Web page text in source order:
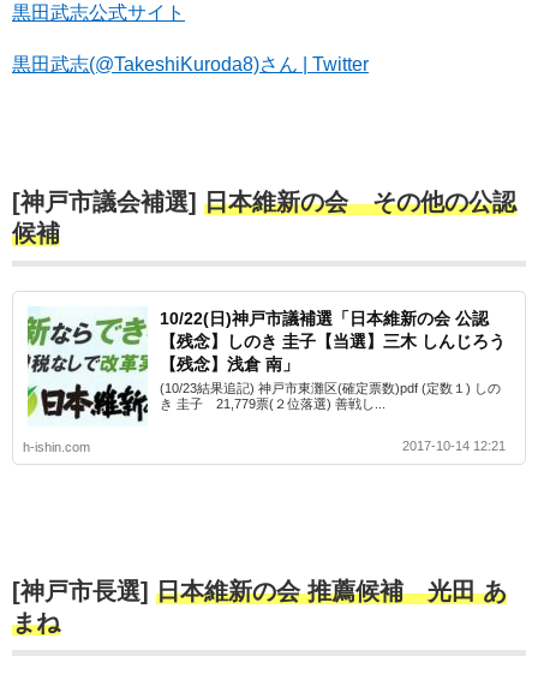
黒田武志公式サイト
黒田武志(@TakeshiKuroda8)さん | Twitter
[神戸市議会補選] 日本維新の会 その他の公認
候補
10/22(日)神戸市議補選「日本維新の会 公認
【残念】しのき 圭子【当選】三木 しんじろう
【残念】浅倉 南」
(10/23結果追記) 神戸市東灘区(確定票数)pdf (定数１) しの
き 圭子 21,779票(２位落選) 善戦し...
h-ishin.com 2017-10-14 12:21
[神戸市長選] 日本維新の会 推薦候補 光田 あ
まね